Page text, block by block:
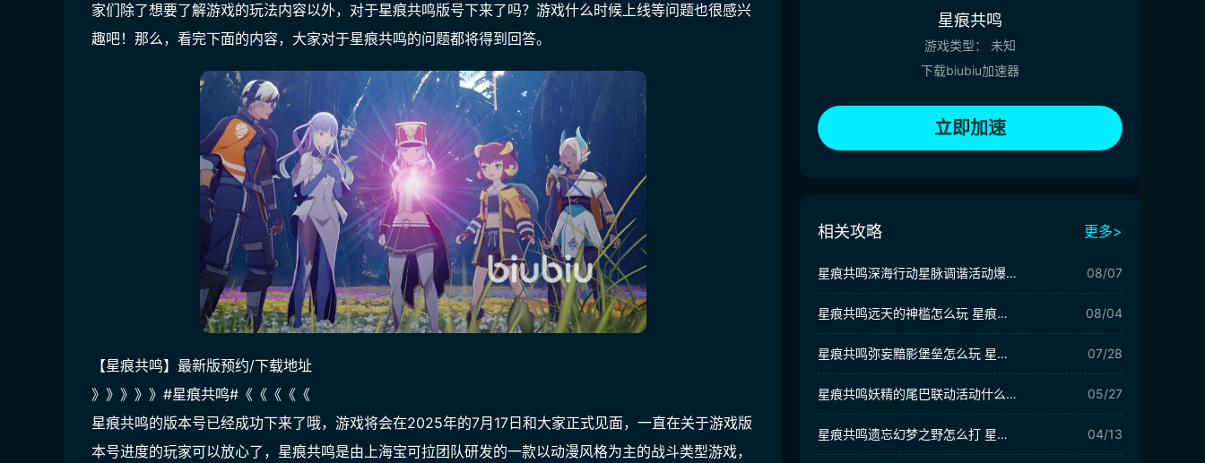
家们除了想要了解游戏的玩法内容以外，对于星痕共鸣版号下来了吗？游戏什么时候上线等问题也很感兴
趣吧！那么，看完下面的内容，大家对于星痕共鸣的问题都将得到回答。
【星痕共鸣】最新版预约/下载地址
》》》》》#星痕共鸣#《《《《《
星痕共鸣的版本号已经成功下来了哦，游戏将会在2025年的7月17日和大家正式见面，一直在关于游戏版
本号进度的玩家可以放心了，星痕共鸣是由上海宝可拉团队研发的一款以动漫风格为主的战斗类型游戏，
星痕共鸣
游戏类型：
未知
下载biubiu加速器
立即加速
相关攻略 更多>
星痕共鸣深海行动星脉调谐活动爆料 星痕共鸣深海行动星脉调谐活动详解 08/07
星痕共鸣远天的神槛怎么玩 星痕共鸣远天的神槛副本攻略 08/04
星痕共鸣弥妄黯影堡垒怎么玩 星痕共鸣弥妄黯影堡垒副本介绍 07/28
星痕共鸣妖精的尾巴联动活动什么时候出 星痕共鸣妖精的尾巴联动前瞻 05/27
星痕共鸣遗忘幻梦之野怎么打 星痕共鸣遗忘幻梦之野团本详解 04/13